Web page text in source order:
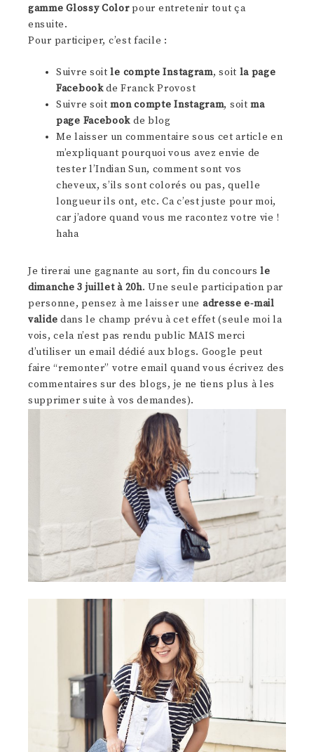
gamme Glossy Colorpour entretenir tout ça
ensuite.
Pour participer, c’est facile :
Suivre soitle compte Instagram, soit la page
Facebookde Franck Provost
Suivre soitmon compte Instagram, soitma
page Facebook de blog
Me laisser un commentaire sous cet article en
m’expliquant pourquoi vous avez envie de
tester l’Indian Sun, comment sont vos
cheveux, s’ils sont colorés ou pas, quelle
longueur ils ont, etc. Ca c’est juste pour moi,
car j’adore quand vous me racontez votre vie !
haha
Je tirerai une gagnante au sort, fin du concoursle
dimanche 3 juillet à 20h. Une seule participation par
personne, pensez à me laisser une adresse e-mail
valide dans le champ prévu à cet effet (seule moi la
vois, cela n’est pas rendu public MAIS merci
d’utiliser un email dédié aux blogs. Google peut
faire “remonter” votre email quand vous écrivez des
commentaires sur des blogs, je ne tiens plus à les
supprimer suite à vos demandes).